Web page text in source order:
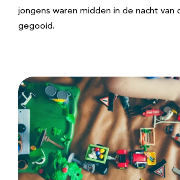
jongens waren midden in de nacht van
gegooid.